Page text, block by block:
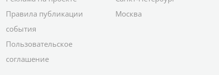
Правила публикации
события
Пользовательское
соглашение
Москва